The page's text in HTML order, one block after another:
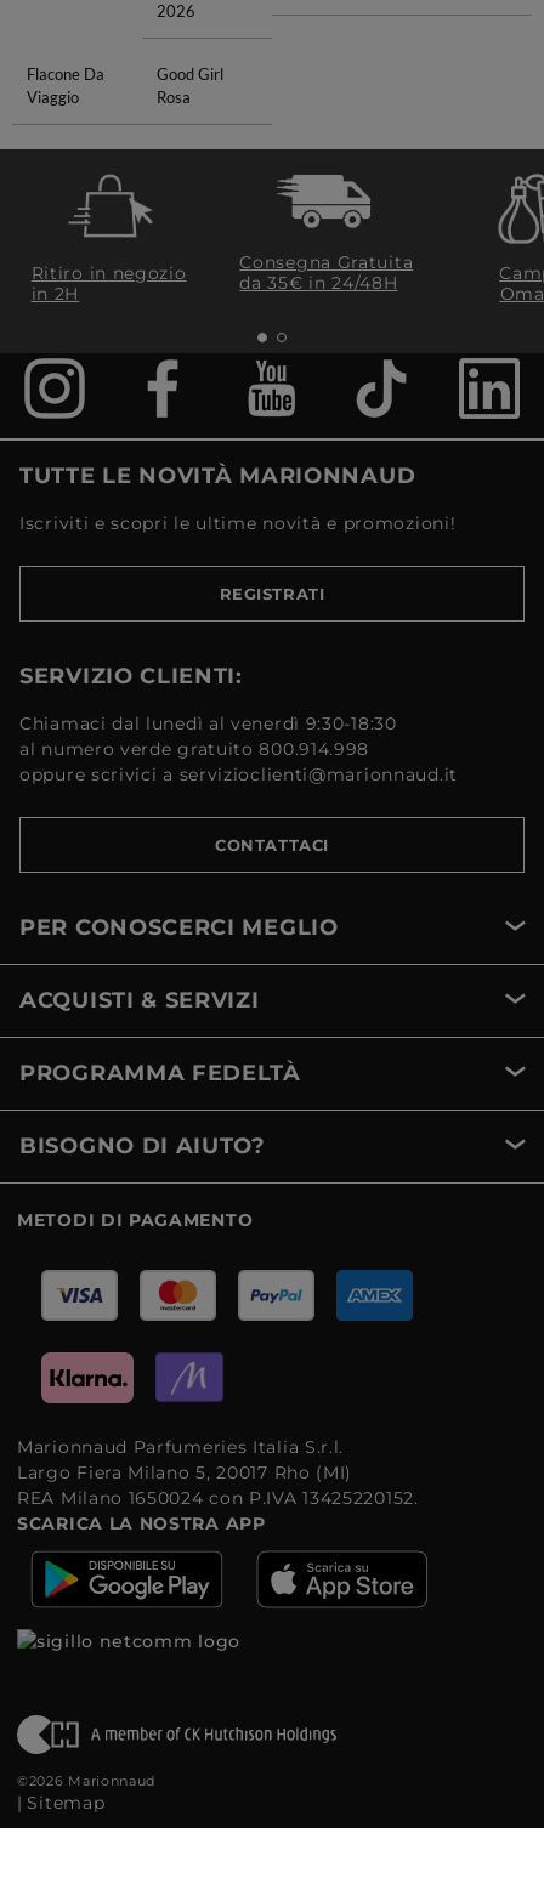
2026
Flacone Da
Viaggio
Good Girl
Rosa
Ritiro in negozio
in 2H
Consegna Gratuita
da 35€​ in 24/48H
TUTTE LE NOVITÀ MARIONNAUD
Iscriviti e scopri le ultime novità e promozioni!
REGISTRATI
SERVIZIO CLIENTI:
Chiamaci dal lunedì al venerdì 9:30-18:30
al numero verde gratuito 800.914.998
oppure scrivici a servizioclienti@marionnaud.it
CONTATTACI
PER CONOSCERCI MEGLIO
ACQUISTI & SERVIZI
PROGRAMMA FEDELTÀ
BISOGNO DI AIUTO?
METODI DI PAGAMENTO
Marionnaud Parfumeries Italia S.r.l.
Largo Fiera Milano 5, 20017 Rho (MI)
REA Milano 1650024 con P.IVA 13425220152.
SCARICA LA NOSTRA APP
©2026 Marionnaud
| Sitemap